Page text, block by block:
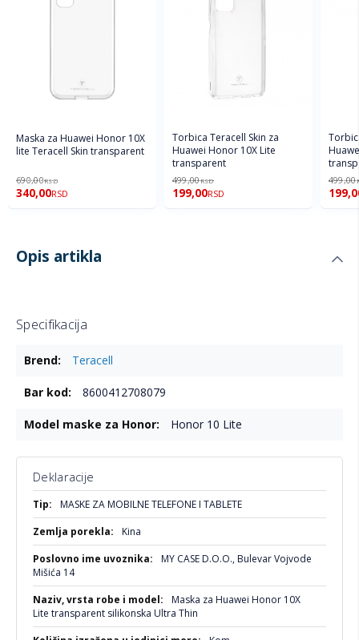
Maska za Huawei Honor 10X
lite Teracell Skin transparent
690,00RSD
340,00RSD
Torbica Teracell Skin za
Huawei Honor 10X Lite
transparent
499,00RSD
199,00RSD
499,00
Opis artikla
Specifikacija
informacija Teracell
8600412708079
Honor 10 Lite
Deklaracije
Više
informacija
MASKE ZA MOBILNE TELEFONE I TABLETE
Kina
MY CASE D.O.O., Bulevar Vojvode
Mišića 14
Maska za Huawei Honor 10X
Lite transparent silikonska Ultra Thin